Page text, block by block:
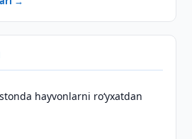
hayvonlarni ro‘yxatdan